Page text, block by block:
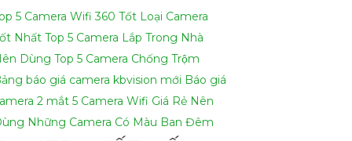
chọn hoàn hảo của bạn!
5 Camera Wifi 360 Tốt Loại Camera
Nhất Top 5 Camera Lắp Trong Nhà
Dùng Top 5 Camera Chống Trộm
báo giá camera kbvision mới Báo giá
2 mắt 5 Camera Wifi Giá Rẻ Nên
Những Camera Có Màu Ban Đêm